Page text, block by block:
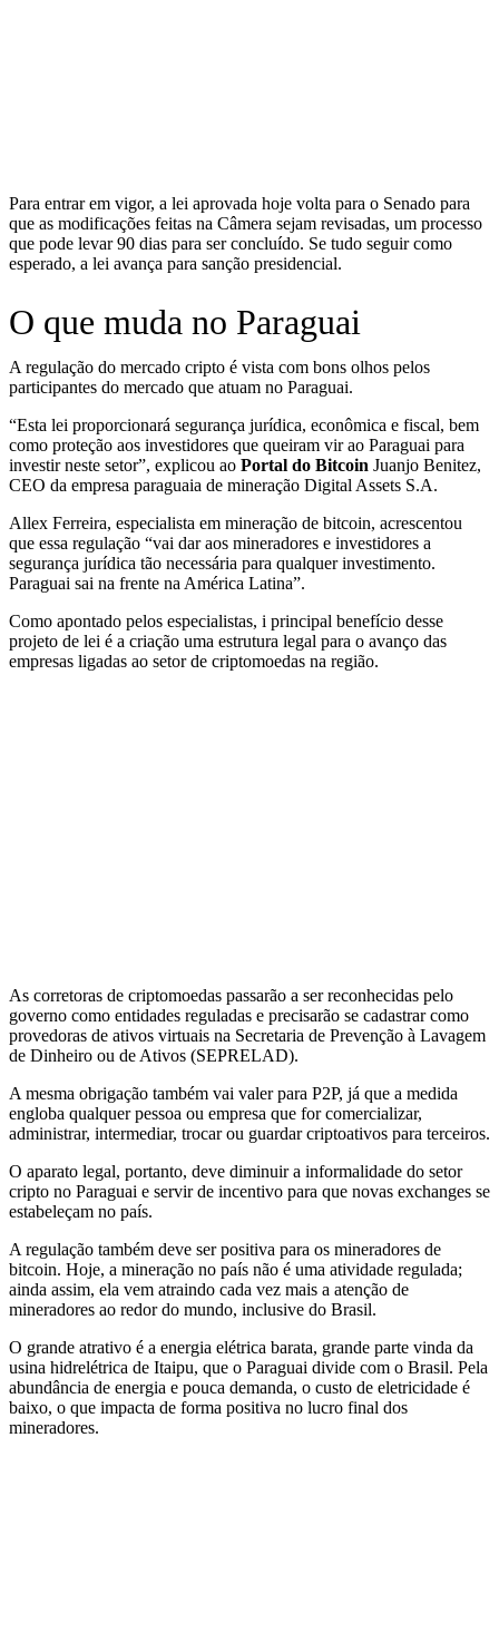
Para entrar em vigor, a lei aprovada hoje volta para o Senado para
que as modificações feitas na Câmera sejam revisadas, um processo
que pode levar 90 dias para ser concluído. Se tudo seguir como
esperado, a lei avança para sanção presidencial.
O que muda no Paraguai
A regulação do mercado cripto é vista com bons olhos pelos
participantes do mercado que atuam no Paraguai.
“Esta lei proporcionará segurança jurídica, econômica e fiscal, bem
como proteção aos investidores que queiram vir ao Paraguai para
investir neste setor”, explicou ao Portal do Bitcoin Juanjo Benitez,
CEO da empresa paraguaia de mineração Digital Assets S.A.
Allex Ferreira, especialista em mineração de bitcoin, acrescentou
que essa regulação “vai dar aos mineradores e investidores a
segurança jurídica tão necessária para qualquer investimento.
Paraguai sai na frente na América Latina”.
Como apontado pelos especialistas, i principal benefício desse
projeto de lei é a criação uma estrutura legal para o avanço das
empresas ligadas ao setor de criptomoedas na região.
As corretoras de criptomoedas passarão a ser reconhecidas pelo
governo como entidades reguladas e precisarão se cadastrar como
provedoras de ativos virtuais na Secretaria de Prevenção à Lavagem
de Dinheiro ou de Ativos (SEPRELAD).
A mesma obrigação também vai valer para P2P, já que a medida
engloba qualquer pessoa ou empresa que for comercializar,
administrar, intermediar, trocar ou guardar criptoativos para terceiros.
O aparato legal, portanto, deve diminuir a informalidade do setor
cripto no Paraguai e servir de incentivo para que novas exchanges se
estabeleçam no país.
A regulação também deve ser positiva para os mineradores de
bitcoin. Hoje, a mineração no país não é uma atividade regulada;
ainda assim, ela vem atraindo cada vez mais a atenção de
mineradores ao redor do mundo, inclusive do Brasil.
O grande atrativo é a energia elétrica barata, grande parte vinda da
usina hidrelétrica de Itaipu, que o Paraguai divide com o Brasil. Pela
abundância de energia e pouca demanda, o custo de eletricidade é
baixo, o que impacta de forma positiva no lucro final dos
mineradores.